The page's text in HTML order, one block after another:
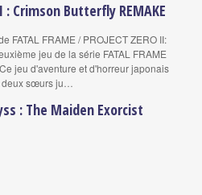
: Crimson Butterfly REMAKE
FATAL FRAME / PROJECT ZERO II:
jeu de la série FATAL FRAME
jeu d'aventure et d'horreur japonais
sœurs ju…
: The Maiden Exorcist